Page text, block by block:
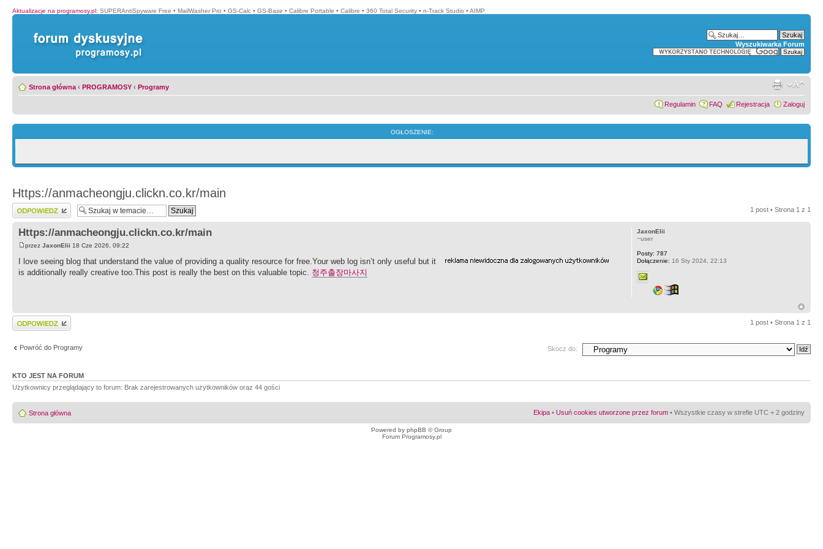
Aktualizacje na programosy.pl: SUPERAntiSpyware Free • MailWasher Pro • GS-Calc • GS-Base • Calibre Portable • Calibre • 360 Total Security • n-Track Studio • AIMP
Wyszukiwarka Forum
Strona główna ‹ PROGRAMOSY ‹ Programy
Regulamin FAQ Rejestracja Zaloguj
OGŁOSZENIE:
Https://anmacheongju.clickn.co.kr/main
Wyślij odpowiedź 1 post • Strona 1 z 1
Https://anmacheongju.clickn.co.kr/main
przez JaxonElii 18 Cze 2026, 09:22
I love seeing blog that understand the value of providing a quality resource for free.Your web log isn’t only useful but it
is additionally really creative too.This post is really the best on this valuable topic. 청주출장마사지
JaxonElii
~user
Posty: 787
Dołączenie: 16 Sty 2024, 22:13
Wyślij odpowiedź 1 post • Strona 1 z 1
Powróć do Programy Skocz do:
KTO JEST NA FORUM
Użytkownicy przeglądający to forum: Brak zarejestrowanych użytkowników oraz 44 gości
Strona główna Ekipa • Usuń cookies utworzone przez forum • Wszystkie czasy w strefie UTC + 2 godziny
Powered by phpBB © Group
Forum Programosy.pl